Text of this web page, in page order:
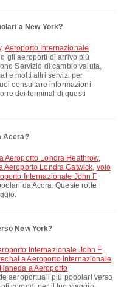
a New York?
, Aeroporto Internazionale
gli aeroporti di arrivo più
Servizio di cambio valuta,
e molti altri servizi per
consultare informazioni
dei terminal di questi
Accra?
Aeroporto Londra Heathrow,
Aeroporto Londra Gatwick, volo
Internazionale John F
da Accra. Queste rotte
New York?
a Aeroporto Internazionale
a Aeroporto
aeroportuali più popolari verso